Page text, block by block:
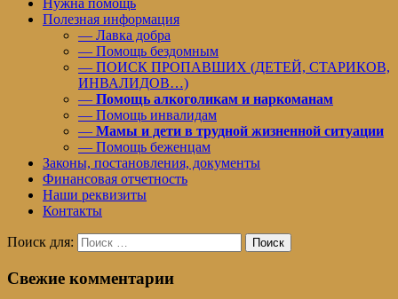
Полезная информация
— Лавка добра
— Помощь бездомным
— ПОИСК ПРОПАВШИХ (ДЕТЕЙ, СТАРИКОВ,
ИНВАЛИДОВ…)
— Помощь алкоголикам и наркоманам
— Помощь инвалидам
— Мамы и дети в трудной жизненной ситуации
— Помощь беженцам
Законы, постановления, документы
Финансовая отчетность
Наши реквизиты
Контакты
Поиск для: Поиск
Свежие комментарии